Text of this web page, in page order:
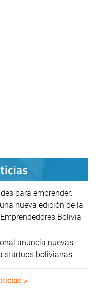
para emprender:
nueva edición de la
Bolivia
anuncia nuevas
startups bolivianas
»